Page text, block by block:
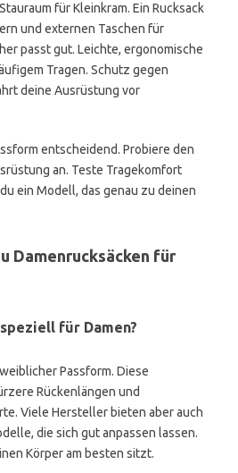
für Kleinkram. Ein Rucksack
und externen Taschen für
passt gut. Leichte, ergonomische
Tragen. Schutz gegen
deine Ausrüstung vor
entscheidend. Probiere den
an. Teste Tragekomfort
ein Modell, das genau zu deinen
Damenrucksäcken für
für Damen?
Passform. Diese
Rückenlängen und
Viele Hersteller bieten aber auch
die sich gut anpassen lassen.
Körper am besten sitzt.